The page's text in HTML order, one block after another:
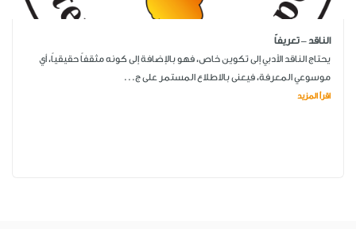
الناقد – تعريفاً
يحتاج الناقد الأدبي إلى تكوين خاص، فهو بالإضافة إلى كونه مثقفاً حقيقياً، أي
موسوعي المعرفة، فيعنى بالاطلاع المستمر على ج...
اقرأ المزيد